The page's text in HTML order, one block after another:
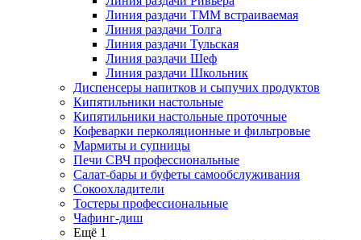
Линия раздачи ТММ встраиваемая
Линия раздачи Толга
Линия раздачи Тульская
Линия раздачи Шеф
Линия раздачи Школьник
Диспенсеры напитков и сыпучих продуктов
Кипятильники настольные
Кипятильники настольные проточные
Кофеварки перколяционные и фильтровые
Мармиты и супницы
Печи СВЧ профессиональные
Салат-бары и буфеты самообслуживания
Сокоохладители
Тостеры профессиональные
Чафинг-диш
Ещё 1